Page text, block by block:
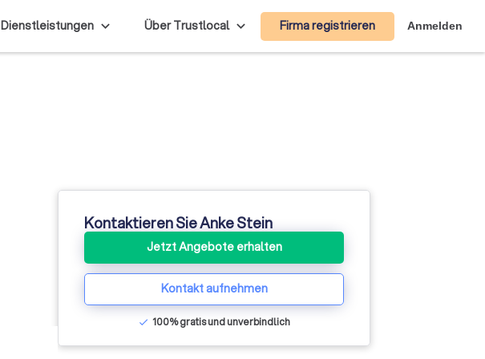
Dienstleistungen Über Trustlocal Firma registrieren Anmelden
Kontaktieren Sie Anke Stein
Jetzt Angebote erhalten
Kontakt aufnehmen
check 100% gratis und unverbindlich